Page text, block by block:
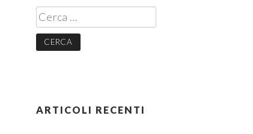
Ricerca
per:
ARTICOLI RECENTI